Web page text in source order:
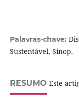
Palavras-chave:
Sustentável, Sinop.
RESUMO Este